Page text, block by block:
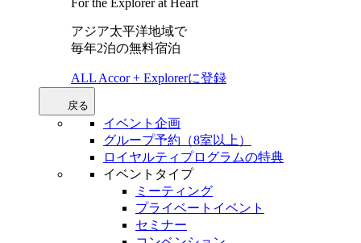
アジア太平洋地域で
毎年2泊の無料宿泊
ALL Accor + Explorerに登録
戻る
イベント企画
グループ予約（8室以上）
ロイヤルティプログラムの特典
イベントタイプ
ミーティング
プライベートイベント
セミナー